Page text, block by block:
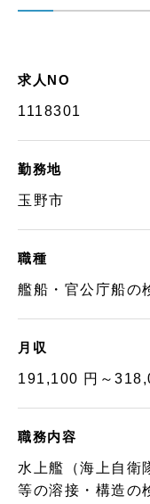
求人NO
1118301
勤務地
玉野市
職種
艦船・官公庁船の
月収
191,100 円～
職務内容
水上艦（海上自衛
等の溶接・構造の